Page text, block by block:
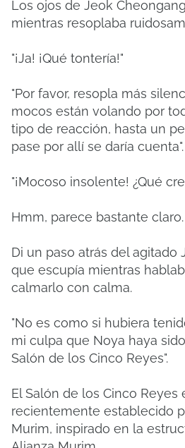
Los ojos de Jeok
mientras resoplaba
"¡Ja! ¡Qué tontería!"
"Por favor, resopla más
mocos están volando por
tipo de reacción, hasta un
pase por allí se daría cuenta".
"¡Mocoso insolente! ¿Qué
Hmm, parece bastante claro.
Di un paso atrás del agitado
que escupía mientras
calmarlo con calma.
"No es como si hubiera
mi culpa que Noya haya
Salón de los Cinco Reyes".
El Salón de los Cinco Reyes
recientemente establecido
Murim, inspirado en la